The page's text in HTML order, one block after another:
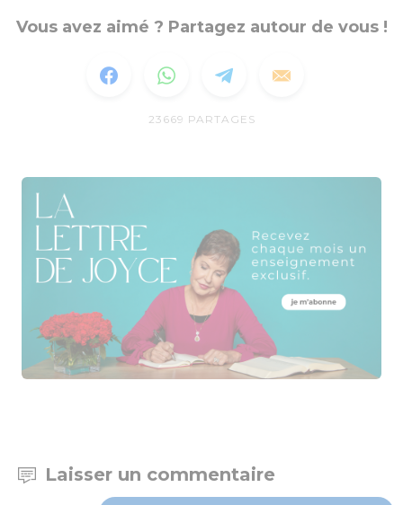
Vous avez aimé ? Partagez autour de vous !
23669 PARTAGES
Laisser un commentaire